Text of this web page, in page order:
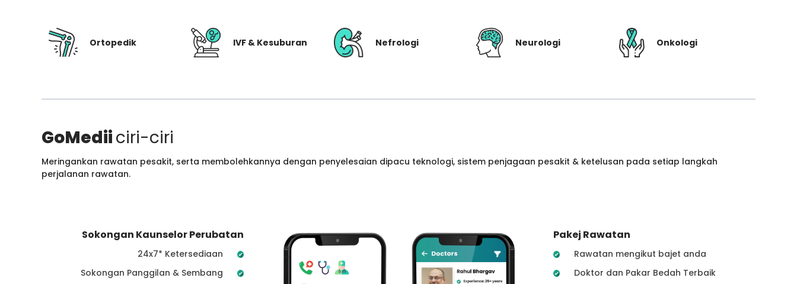
Ortopedik IVF & Kesuburan Nefrologi Neurologi Onkologi
GoMediiciri-ciri
Meringankan rawatan pesakit, serta membolehkannya dengan penyelesaian dipacu teknologi, sistem penjagaan pesakit & ketelusan pada setiap langkah
perjalanan rawatan.
Sokongan Kaunselor Perubatan
24x7* Ketersediaan
Sokongan Panggilan & Sembang
Pakej Rawatan
Rawatan mengikut bajet anda
Doktor dan Pakar Bedah Terbaik